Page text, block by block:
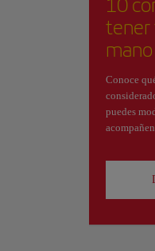
10
tener
mano
Conoce
puedes